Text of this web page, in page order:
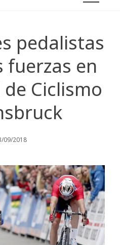
pedalistas
fuerzas en
Ciclismo
09/2018